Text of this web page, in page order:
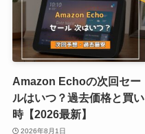
Amazon Echoの次回セー
ルはいつ？過去価格と買い
時【2026最新】
2026年8月1日